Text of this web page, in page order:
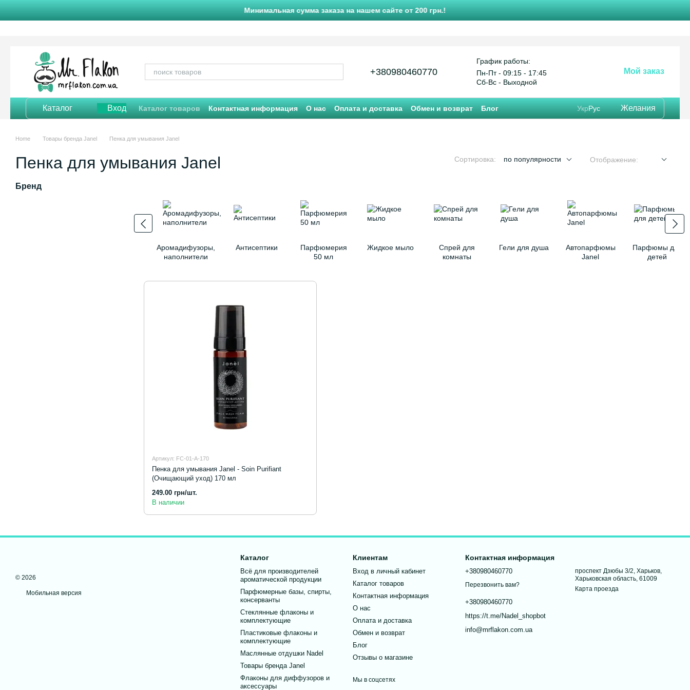
Минимальная сумма заказа на нашем сайте от 200 грн.!
+380980460770
График работы:
Пн-Пт - 09:15 - 17:45
Сб-Вс - Выходной
Мой заказ
Каталог Вход Каталог товаров Контактная информация О нас Оплата и доставка Обмен и возврат
Блог
Отзывы о магазине
УкрРус Желания
Home Товары бренда Janel Пенка для умывания Janel
Пенка для умывания Janel Сортировка: по популярности Отображение:
Аромадифузоры,
наполнители
Антисептики
Парфюмерия
50 мл
Жидкое мыло
Спрей для
комнаты
Гели для душа
Автопарфюмы
Janel
Парфюмы для
детей
Артикул: FC-01-A-170
Пенка для умывания Janel - Soin Purifiant
(Очищающий уход) 170 мл
249.00 грн/шт.
В наличии
Бренд
© 2026
Мобильная версия
Каталог
Всё для производителей
ароматической продукции
Парфюмерные базы, спирты,
консерванты
Стеклянные флаконы и
комплектующие
Пластиковые флаконы и
комплектующие
Маслянные отдушки Nadel
Товары бренда Janel
Флаконы для диффузоров и
аксессуары
Клиентам
Вход в личный кабинет
Каталог товаров
Контактная информация
О нас
Оплата и доставка
Обмен и возврат
Блог
Отзывы о магазине
Мы в соцсетях
Контактная информация
+380980460770
Перезвонить вам?
+380980460770
https://t.me/Nadel_shopbot
info@mrflakon.com.ua
проспект Дзюбы 3/2, Харьков,
Харьковская область, 61009
Карта проезда